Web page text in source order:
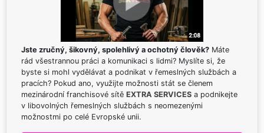
Jste zručný, šikovný, spolehlivý a ochotný člověk? Máte
rád všestrannou práci a komunikaci s lidmi? Myslíte si, že
byste si mohl vydělávat a podnikat v řemeslných službách a
pracích? Pokud ano, využijte možnosti stát se členem
mezinárodní franchisové sítě EXTRA SERVICES a podnikejte
v libovolných řemeslných službách s neomezenými
možnostmi po celé Evropské unii.